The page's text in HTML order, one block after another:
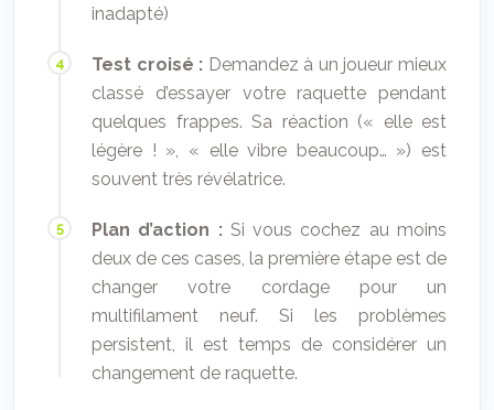
inadapté)
Test croisé : Demandez à un joueur mieux
classé d’essayer votre raquette pendant
quelques frappes. Sa réaction (« elle est
légère ! », « elle vibre beaucoup… ») est
souvent très révélatrice.
Plan d’action :Si vous cochez au moins
deux de ces cases, la première étape est de
changer votre cordage pour un
multifilament neuf. Si les problèmes
persistent, il est temps de considérer un
changement de raquette.